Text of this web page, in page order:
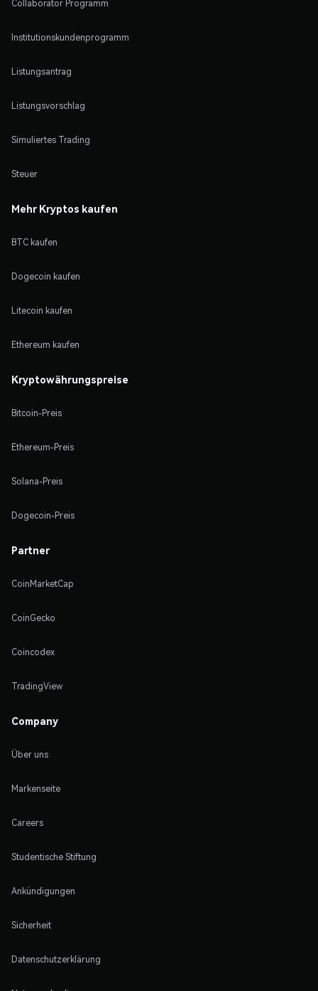
Collaborator Programm
Institutionskundenprogramm
Listungsantrag
Listungsvorschlag
Simuliertes Trading
Steuer
Mehr Kryptos kaufen
BTC kaufen
Dogecoin kaufen
Litecoin kaufen
Ethereum kaufen
Kryptowährungspreise
Bitcoin-Preis
Ethereum-Preis
Solana-Preis
Dogecoin-Preis
Partner
CoinMarketCap
CoinGecko
Coincodex
TradingView
Company
Über uns
Markenseite
Careers
Studentische Stiftung
Ankündigungen
Sicherheit
Datenschutzerklärung